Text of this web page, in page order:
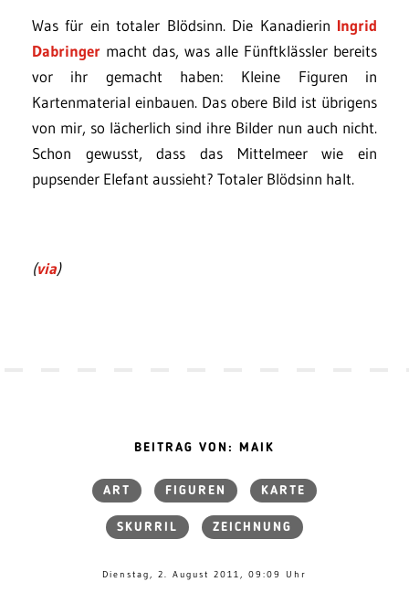
Was für ein totaler Blödsinn. Die Kanadierin Ingrid
Dabringer macht das, was alle Fünftklässler bereits
vor ihr gemacht haben: Kleine Figuren in
Kartenmaterial einbauen. Das obere Bild ist übrigens
von mir, so lächerlich sind ihre Bilder nun auch nicht.
Schon gewusst, dass das Mittelmeer wie ein
pupsender Elefant aussieht? Totaler Blödsinn halt.
(via)
BEITRAG VON: MAIK
ART FIGUREN KARTE
SKURRIL ZEICHNUNG
Dienstag, 2. August 2011, 09:09 Uhr